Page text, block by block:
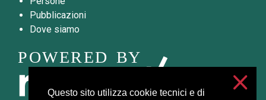
Questo sito utilizza cookie tecnici e di
Pubblicazioni
Dove siamo